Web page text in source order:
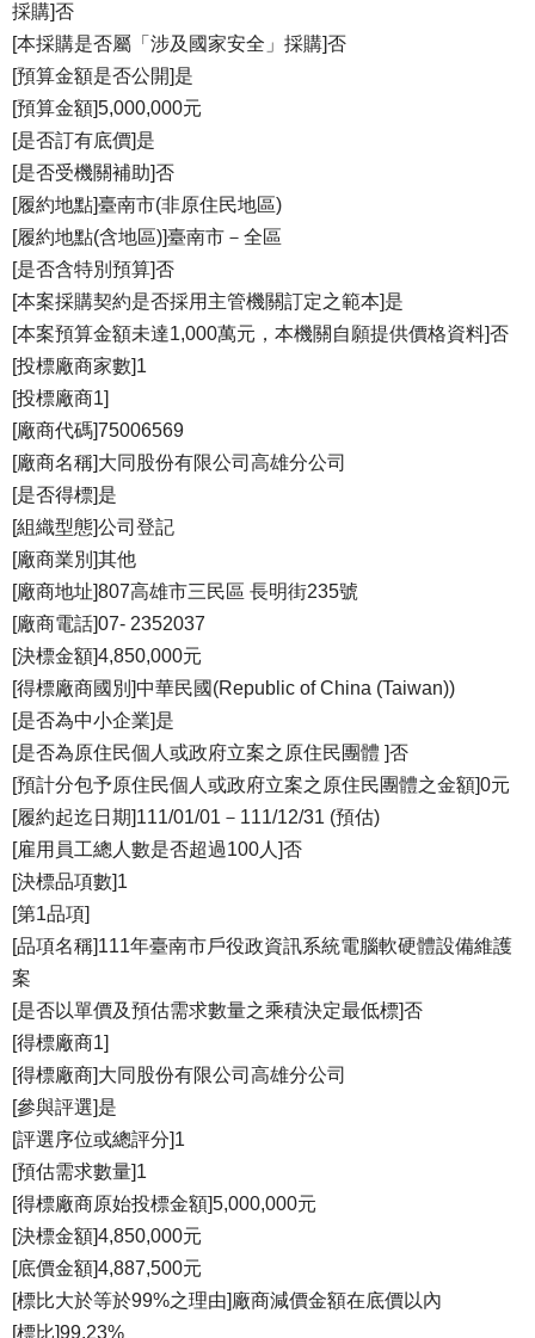
採購]否
[本採購是否屬「涉及國家安全」採購]否
[預算金額是否公開]是
[預算金額]5,000,000元
[是否訂有底價]是
[是否受機關補助]否
[履約地點]臺南市(非原住民地區)
[履約地點(含地區)]臺南市－全區
[是否含特別預算]否
[本案採購契約是否採用主管機關訂定之範本]是
[本案預算金額未達1,000萬元，本機關自願提供價格資料]否
[投標廠商家數]1
[投標廠商1]
[廠商代碼]75006569
[廠商名稱]大同股份有限公司高雄分公司
[是否得標]是
[組織型態]公司登記
[廠商業別]其他
[廠商地址]807高雄市三民區 長明街235號
[廠商電話]07- 2352037
[決標金額]4,850,000元
[得標廠商國別]中華民國(Republic of China (Taiwan))
[是否為中小企業]是
[是否為原住民個人或政府立案之原住民團體 ]否
[預計分包予原住民個人或政府立案之原住民團體之金額]0元
[履約起迄日期]111/01/01－111/12/31 (預估)
[雇用員工總人數是否超過100人]否
[決標品項數]1
[第1品項]
[品項名稱]111年臺南市戶役政資訊系統電腦軟硬體設備維護
案
[是否以單價及預估需求數量之乘積決定最低標]否
[得標廠商1]
[得標廠商]大同股份有限公司高雄分公司
[參與評選]是
[評選序位或總評分]1
[預估需求數量]1
[得標廠商原始投標金額]5,000,000元
[決標金額]4,850,000元
[底價金額]4,887,500元
[標比大於等於99%之理由]廠商減價金額在底價以內
[標比]99.23%